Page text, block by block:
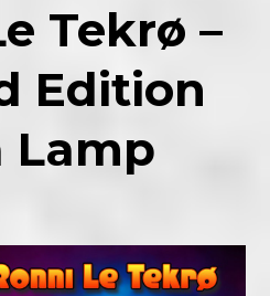
Tekrø –
Edition
Lamp